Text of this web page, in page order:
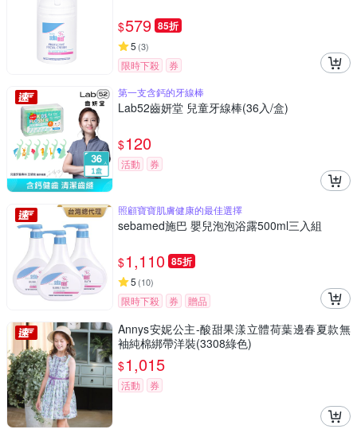
$579 85折
5 (3)
限時下殺
券
第一支含鈣的牙線棒
Lab52齒妍堂 兒童牙線棒(36入/盒)
$120
活動 券
照顧寶寶肌膚健康的最佳選擇
sebamed施巴 嬰兒泡泡浴露500ml三入組
$1,110 85折
5 (10)
限時下殺 券 贈品
Annys安妮公主-酸甜果漾立體荷葉邊春夏款無
袖純棉綁帶洋裝(3308綠色)
$1,015
活動 券